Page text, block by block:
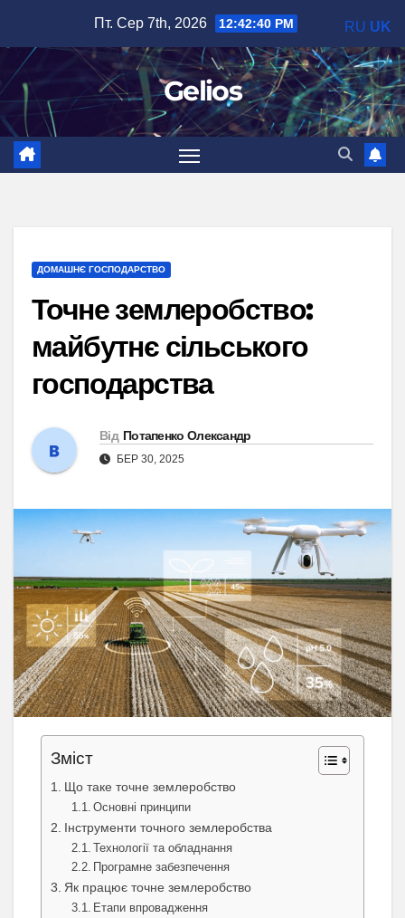
вмісту
Пт. Сер 7th, 2026 12:42:41 PM
Gelios
ДОМАШНЄ ГОСПОДАРСТВО
Точне землеробство:
майбутнє сільського
господарства
Від Потапенко Олександр
БЕР 30, 2025
Зміст
Що таке точне землеробство
Основні принципи
Інструменти точного землеробства
Технології та обладнання
Програмне забезпечення
Як працює точне землеробство
Етапи впровадження
RU UK